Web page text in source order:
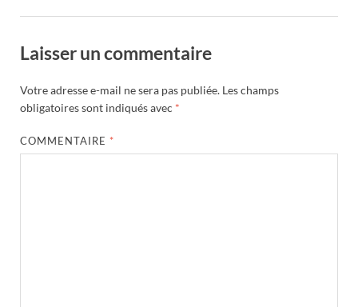
Laisser un commentaire
Votre adresse e-mail ne sera pas publiée. Les champs
obligatoires sont indiqués avec *
COMMENTAIRE *